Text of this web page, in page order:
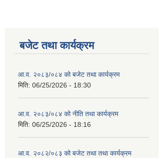
बजेट तथा कार्यक्रम
आ.व. २०८३/०८४ को बजेट तथा कार्यक्रम
मिति: 06/25/2026 - 18:30
आ.व. २०८३/०८४ को नीति तथा कार्यक्रम
मिति: 06/25/2026 - 18:16
आ.व. २०८२/०८३ को बजेट तथा तथा कार्यक्रम